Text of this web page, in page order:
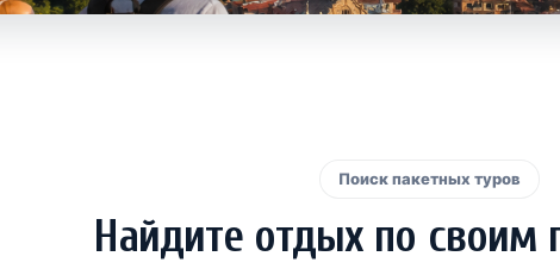
Поиск пакетных туров
Найдите отдых по своим